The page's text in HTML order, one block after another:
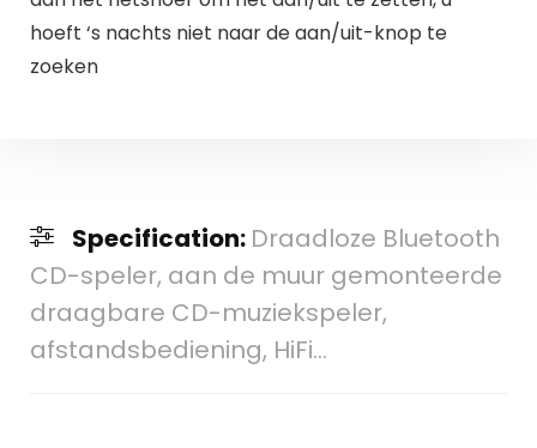
hoeft ‘s nachts niet naar de aan/uit-knop te
zoeken
Specification: Draadloze Bluetooth
CD-speler, aan de muur gemonteerde
draagbare CD-muziekspeler,
afstandsbediening, HiFi…